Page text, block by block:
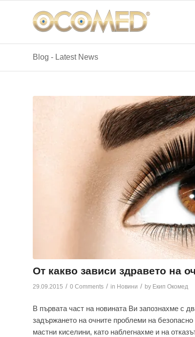
Blog - Latest News
От какво зависи здравето на
29.09.2015 / 0 Comments / in Новини / by Екип Окомед
В първата част на новината Ви запознахме с
задържането на очните проблеми на
мастни киселини, като наблегнахме и на